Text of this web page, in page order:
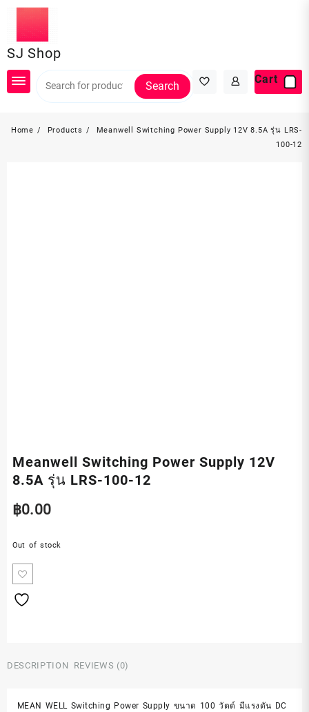
Skip
content
SJ Shop
Search
Cart
Home Products
Meanwell Switching Power Supply 12V 8.5A รุ่น LRS-
100-12
Meanwell Switching Power Supply 12V
8.5A รุ่น LRS-100-12
฿0.00
Out of stock
DESCRIPTION REVIEWS (0)
MEAN WELL Switching Power Supply ขนาด 100 วัตต์ มีแรงดัน DC